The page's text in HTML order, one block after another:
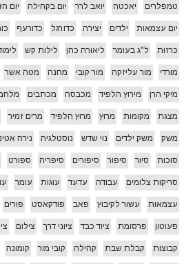
טמפלרים יאכטה יואב לרר יום בקהילה יום
יום עצמאות ילדים יצירה כדורגל כדורעף
כרזות ל"ג בעומר ליאורה כהן לילות קש
מורדי מור עליזקה מור קובי מחנה מטה אשר
מיקי הרן מירוץ הלפיד מכבסה מכתבים
מצגת מקומות מרוץ מרוץ הלפיד מרים זמיר
משק משק ילדים נוי שדש נוסטלגיה נירה
סוכות סיור סיפור סיפורים סיפריה ספורט
סריקות צלומים עבודה עדעד עוגות עומר
עצמאות עשור לקיבוץ פאב פודקאסט פורים
פעוטון פרסומת ציוד כבד ציוני דרך צילום
קבוצות קבלת שבת קהילה קובי מור קומונה